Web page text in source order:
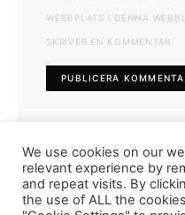
WEBBPLATS I DENNA
SKRIVER EN KOMMENTAR.
We use cookies on our
relevant experience by
and repeat visits. By
the use of ALL the